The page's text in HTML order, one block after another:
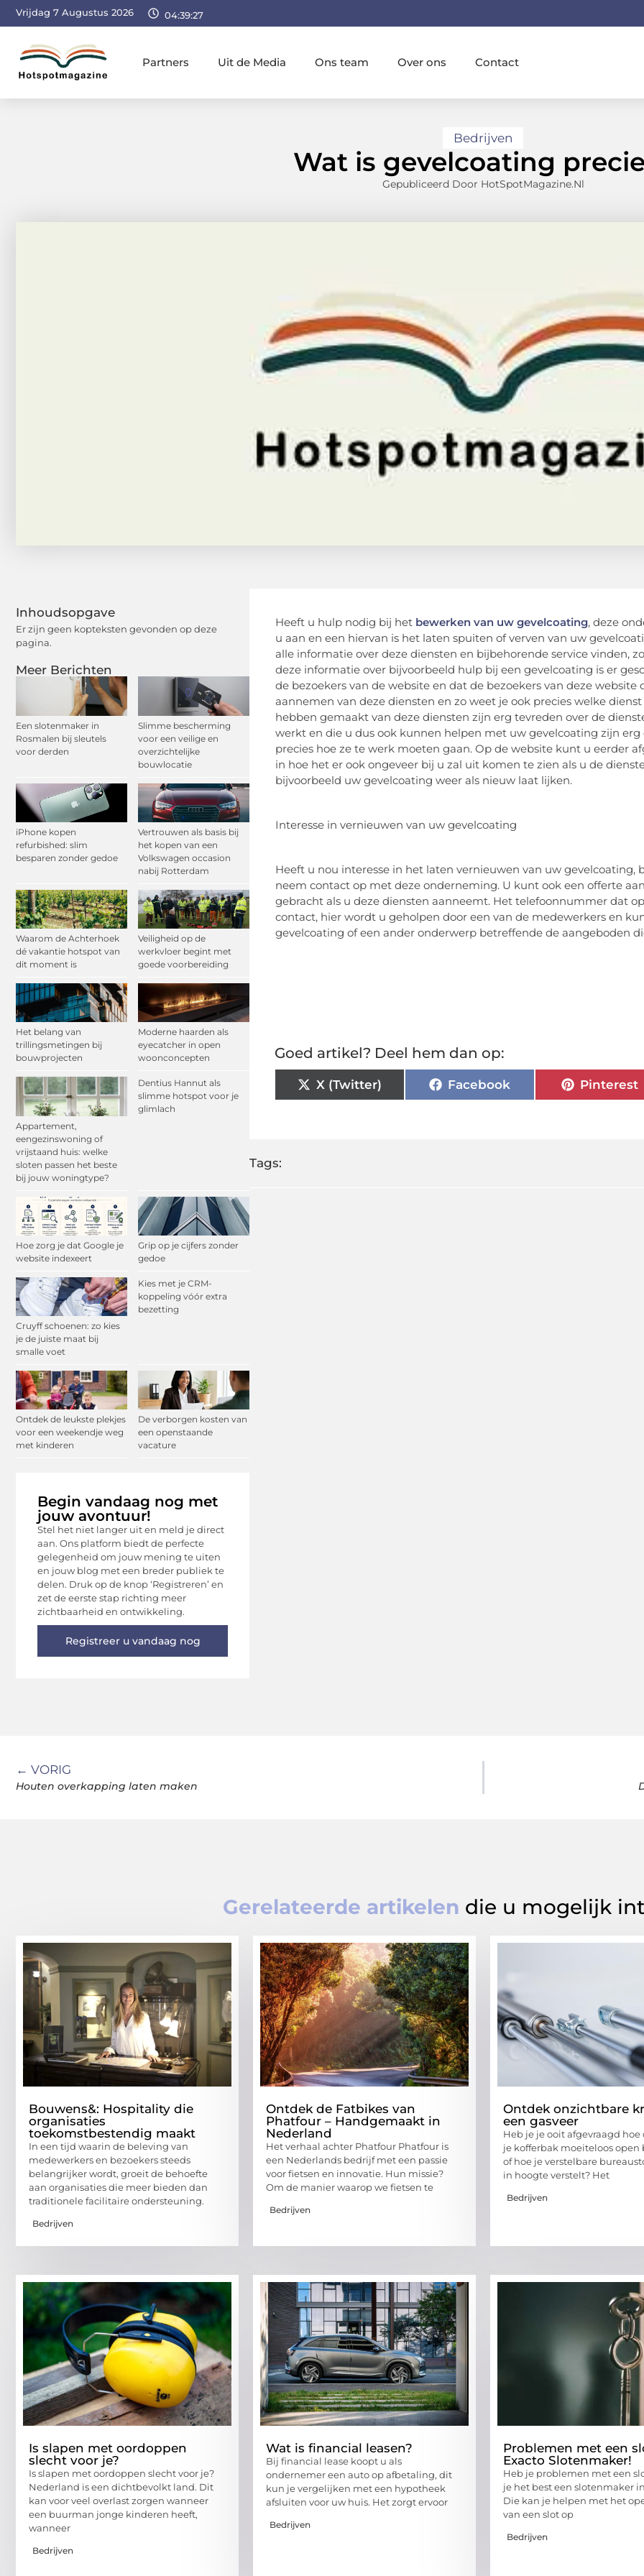
Vrijdag 7 Augustus 2026 04:39:28
Partners Uit de Media Ons team Over ons Contact
Bedrijven
Wat is gevelcoating
Gepubliceerd Door HotSpotMagazine.nl
Inhoudsopgave
Er zijn geen kopteksten gevonden op deze
pagina.
Meer Berichten
Een slotenmaker in
Rosmalen bij sleutels
voor derden
Slimme bescherming
voor een veilige en
overzichtelijke
bouwlocatie
iPhone kopen
refurbished: slim
besparen zonder gedoe
Vertrouwen als basis bij
het kopen van een
Volkswagen occasion
nabij Rotterdam
Waarom de Achterhoek
dé vakantie hotspot van
dit moment is
Veiligheid op de
werkvloer begint met
goede voorbereiding
Het belang van
trillingsmetingen bij
bouwprojecten
Moderne haarden als
eyecatcher in open
woonconcepten
Appartement,
eengezinswoning of
vrijstaand huis: welke
sloten passen het beste
bij jouw woningtype?
Dentius Hannut als
slimme hotspot voor je
glimlach
Hoe zorg je dat Google je
website indexeert
Grip op je cijfers zonder
gedoe
Cruyff schoenen: zo kies
je de juiste maat bij
smalle voet
Kies met je CRM-
koppeling vóór extra
bezetting
Ontdek de leukste plekjes
voor een weekendje weg
met kinderen
De verborgen kosten van
een openstaande
vacature
Begin vandaag nog met
jouw avontuur!
Stel het niet langer uit en meld je direct
aan. Ons platform biedt de perfecte
gelegenheid om jouw mening te uiten
en jouw blog met een breder publiek te
delen. Druk op de knop ‘Registreren’ en
zet de eerste stap richting meer
zichtbaarheid en ontwikkeling.
Registreer u vandaag nog
Heeft u hulp nodig bij het bewerken van uw gevelcoating, deze
u aan en een hiervan is het laten spuiten of verven van uw
alle informatie over deze diensten en bijbehorende service vinden,
deze informatie over bijvoorbeeld hulp bij een gevelcoating is er
de bezoekers van de website en dat de bezoekers van deze
aannemen van deze diensten en zo weet je ook precies welke
hebben gemaakt van deze diensten zijn erg tevreden over de
werkt en die u dus ook kunnen helpen met uw gevelcoating zijn
precies hoe ze te werk moeten gaan. Op de website kunt u eerder
in hoe het er ook ongeveer bij u zal uit komen te zien als u de
bijvoorbeeld uw gevelcoating weer als nieuw laat lijken.
Interesse in vernieuwen van uw gevelcoating
Heeft u nou interesse in het laten vernieuwen van uw
neem contact op met deze onderneming. U kunt ook een offerte
gebracht als u deze diensten aanneemt. Het telefoonnummer dat
contact, hier wordt u geholpen door een van de medewerkers en
gevelcoating of een ander onderwerp betreffende de aangeboden
Goed artikel? Deel hem dan op:
X (Twitter) Facebook Pinterest
Tags:
← VORIG
Houten overkapping laten maken
Gerelateerde artikelen die u mogelijk
Bouwens&: Hospitality die
organisaties
toekomstbestendig maakt
In een tijd waarin de beleving van
medewerkers en bezoekers steeds
belangrijker wordt, groeit de behoefte
aan organisaties die meer bieden dan
traditionele facilitaire ondersteuning.
Bedrijven
Ontdek de Fatbikes van
Phatfour – Handgemaakt in
Nederland
Het verhaal achter Phatfour Phatfour is
een Nederlands bedrijf met een passie
voor fietsen en innovatie. Hun missie?
Om de manier waarop we fietsen te
Bedrijven
Ontdek onzichtbare
een gasveer
Heb je je ooit afgevraagd hoe
je kofferbak moeiteloos open
of hoe je verstelbare
in hoogte verstelt? Het
Bedrijven
Is slapen met oordoppen
slecht voor je?
Is slapen met oordoppen slecht voor je?
Nederland is een dichtbevolkt land. Dit
kan voor veel overlast zorgen wanneer
een buurman jonge kinderen heeft,
wanneer
Bedrijven
Wat is financial leasen?
Bij financial lease koopt u als
ondernemer een auto op afbetaling, dit
kun je vergelijken met een hypotheek
afsluiten voor uw huis. Het zorgt ervoor
Bedrijven
Problemen met een
Exacto Slotenmaker!
Heb je problemen met een
je het best een slotenmaker
Die kan je helpen met het
van een slot op
Bedrijven